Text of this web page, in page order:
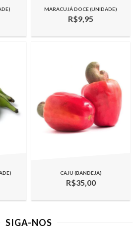
MARACUJÁ DOCE (UNIDADE)
R$9,95
CAJU (BANDEJA)
R$35,00
SIGA-NOS